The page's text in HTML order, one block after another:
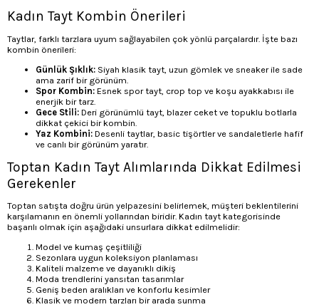
Kadın Tayt Kombin Önerileri
Taytlar, farklı tarzlara uyum sağlayabilen çok yönlü parçalardır. İşte bazı
kombin önerileri:
Günlük Şıklık: Siyah klasik tayt, uzun gömlek ve sneaker ile sade
ama zarif bir görünüm.
Spor Kombin: Esnek spor tayt, crop top ve koşu ayakkabısı ile
enerjik bir tarz.
Gece Stili: Deri görünümlü tayt, blazer ceket ve topuklu botlarla
dikkat çekici bir kombin.
Yaz Kombini: Desenli taytlar, basic tişörtler ve sandaletlerle hafif
ve canlı bir görünüm yaratır.
Toptan Kadın Tayt Alımlarında Dikkat Edilmesi
Gerekenler
Toptan satışta doğru ürün yelpazesini belirlemek, müşteri beklentilerini
karşılamanın en önemli yollarından biridir. Kadın tayt kategorisinde
başarılı olmak için aşağıdaki unsurlara dikkat edilmelidir:
Model ve kumaş çeşitliliği
Sezonlara uygun koleksiyon planlaması
Kaliteli malzeme ve dayanıklı dikiş
Moda trendlerini yansıtan tasarımlar
Geniş beden aralıkları ve konforlu kesimler
Klasik ve modern tarzları bir arada sunma